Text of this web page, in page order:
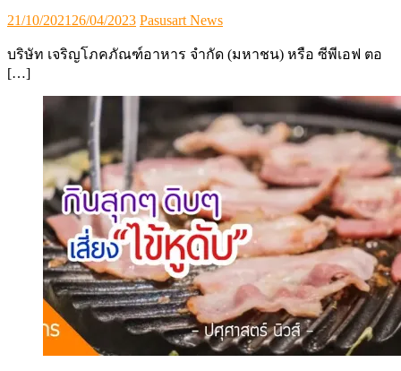
Posted
21/10/2021 26/04/2023 Author
Pasusart News
บริษัท เจริญโภคภัณฑ์อาหาร จำกัด (มหาชน) หรือ ซีพีเอฟ ตอ
[…]